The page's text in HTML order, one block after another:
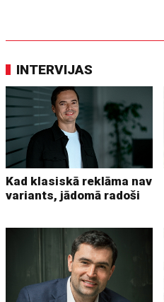
INTERVIJAS
Kad klasiskā reklāma nav
variants, jādomā radoši